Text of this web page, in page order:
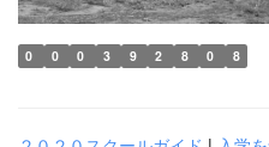
s
0 0 0 3 9 2 8 0 8